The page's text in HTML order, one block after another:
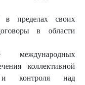
в пределах своих
в области
международных
коллективной
и контроля над